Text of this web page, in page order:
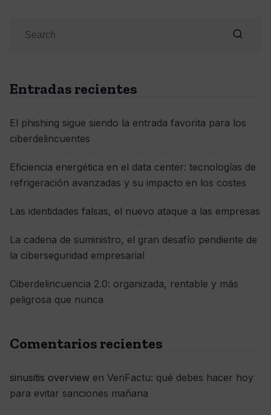
Entradas recientes
El phishing sigue siendo la entrada favorita para los
ciberdelincuentes
Eficiencia energética en el data center: tecnologías de
refrigeración avanzadas y su impacto en los costes
Las identidades falsas, el nuevo ataque a las empresas
La cadena de suministro, el gran desafío pendiente de
la ciberseguridad empresarial
Ciberdelincuencia 2.0: organizada, rentable y más
peligrosa que nunca
Comentarios recientes
sinusitis overview en VeriFactu: qué debes hacer hoy
para evitar sanciones mañana